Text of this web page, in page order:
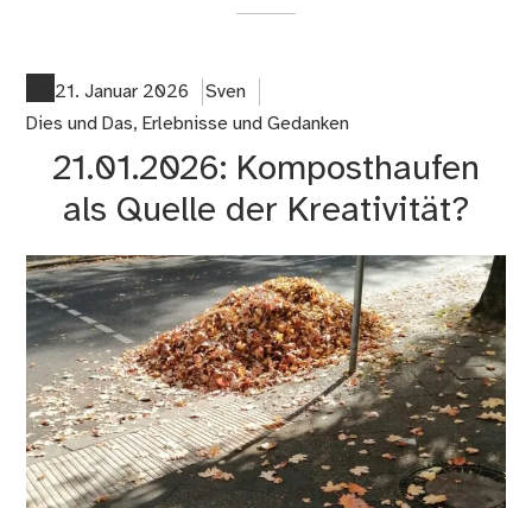
21. Januar 2026
Sven
Dies und Das, Erlebnisse und Gedanken
21.01.2026: Komposthaufen
als Quelle der Kreativität?